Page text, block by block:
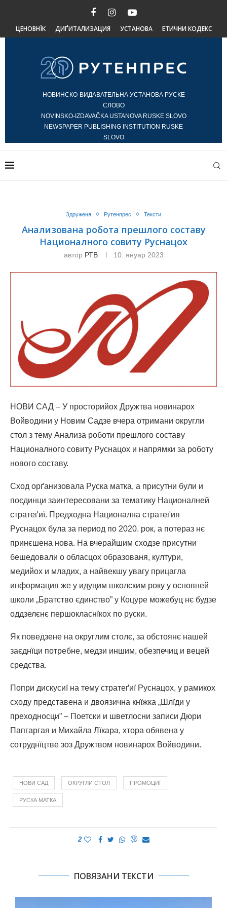
ЦЕНОВНЇК ДИҐИТАЛИЗАЦИЯ УСТАНОВА ЕТИЧНИ КОДЕКС
НОВИНСКО-ВИДАВАТЕЛЬНА УСТАНОВА РУСКЕ
СЛОВО
NOVINSKO-IZDAVAČKA USTANOVA RUSKE SLOVO
NEWSPAPER PUBLISHING INSTITUTION RUSKE
SLOVO
Здруженя Рутенпрес Тексти
Анализована робота прешлого составу
Националного совиту Руснацох
автор РТВ 10. януар 2023
НОВИ САД – У просторийох Дружтва новинарох
Войводини у Новим Садзе вчера отримани округли
стол з тему Анализа роботи прешлого составу
Националного совиту Руснацох и напрямки за роботу
нового составу.
Сход орґанизовала Руска матка, а присутни були и
поєдинци заинтересовани за тематику Националней
стратеґиї. Предходна Национална стратеґия
Руснацох була за период по 2020. рок, а потераз нє
принєшена нова. На вчерайшим сходзе присутни
бешедовали о обласцох образованя, култури,
медийох и младих, а найвекшу увагу прицагла
информация же у идуцим школским року у основней
школи „Братство єдинство” у Коцуре можебуц нє будзе
оддзелєнє першокласнїкох по руски.
Як поведзене на округлим столє, за обстоянє нашей
заєднїци потребне, медзи иншим, обезпечиц и вецей
средства.
Попри дискусиї на тему стратеґиї Руснацох, у рамикох
сходу представена и двоязична кнїжка „Шлїди у
преходносци” – Поетски и шветлосни записи Дюри
Папгаргая и Михайла Лїкара, хтора обявена у
сотруднїцтве зоз Дружтвом новинарох Войводини.
НОВИ САД ОКРУГЛИ СТОЛ ПРОМОЦИЇ
РУСКА МАТКА
2
ПОВЯЗАНИ ТЕКСТИ